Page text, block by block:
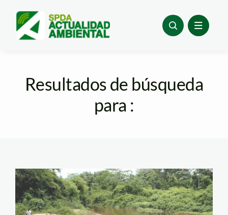
content
Resultados de búsqueda
para :
ACP el Gato (8)_spda